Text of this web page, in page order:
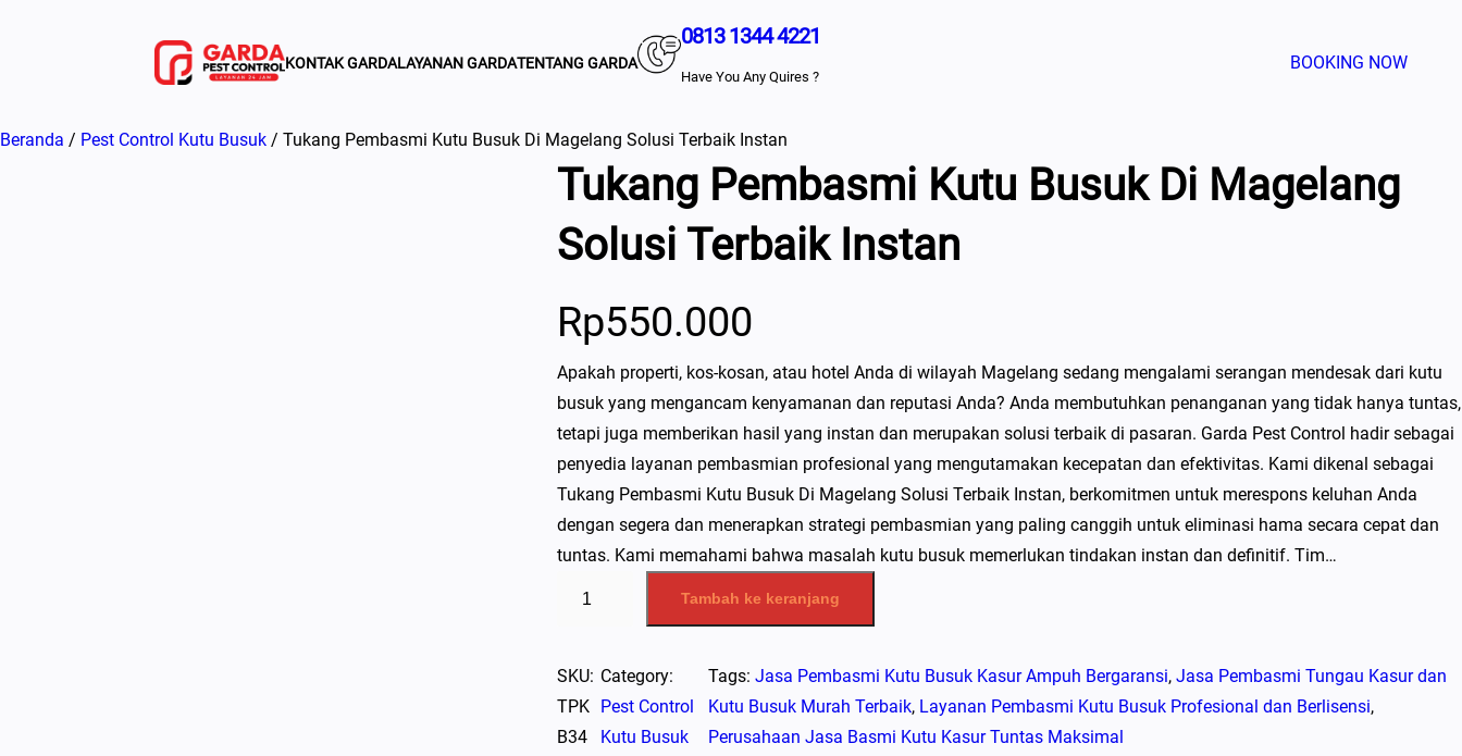
KONTAK GARDALAYANAN GARDATENTANG GARDA
0813 1344 4221
Have You Any Quires ?
BOOKING NOW
Beranda / Pest Control Kutu Busuk / Tukang Pembasmi Kutu Busuk Di Magelang Solusi Terbaik Instan
Tukang Pembasmi Kutu Busuk Di Magelang
Solusi Terbaik Instan
Rp550.000
Apakah properti, kos-kosan, atau hotel Anda di wilayah Magelang sedang mengalami serangan mendesak dari kutu
busuk yang mengancam kenyamanan dan reputasi Anda? Anda membutuhkan penanganan yang tidak hanya tuntas,
tetapi juga memberikan hasil yang instan dan merupakan solusi terbaik di pasaran. Garda Pest Control hadir sebagai
penyedia layanan pembasmian profesional yang mengutamakan kecepatan dan efektivitas. Kami dikenal sebagai
Tukang Pembasmi Kutu Busuk Di Magelang Solusi Terbaik Instan, berkomitmen untuk merespons keluhan Anda
dengan segera dan menerapkan strategi pembasmian yang paling canggih untuk eliminasi hama secara cepat dan
tuntas. Kami memahami bahwa masalah kutu busuk memerlukan tindakan instan dan definitif. Tim…
n
t
i
Tambah ke keranjang
SKU:
TPK
B34
Category:
Pest Control
Kutu Busuk
Tags:Jasa Pembasmi Kutu Busuk Kasur Ampuh Bergaransi, Jasa Pembasmi Tungau Kasur dan
Kutu Busuk Murah Terbaik, Layanan Pembasmi Kutu Busuk Profesional dan Berlisensi,
Perusahaan Jasa Basmi Kutu Kasur Tuntas Maksimal